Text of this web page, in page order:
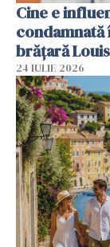
Cine e
condamnată
brățară
24 IULIE 2026